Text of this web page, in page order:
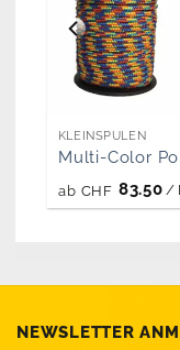
KLEINSPULEN
Multi-Color
ab CHF 83.50 /
NEWSLETTER